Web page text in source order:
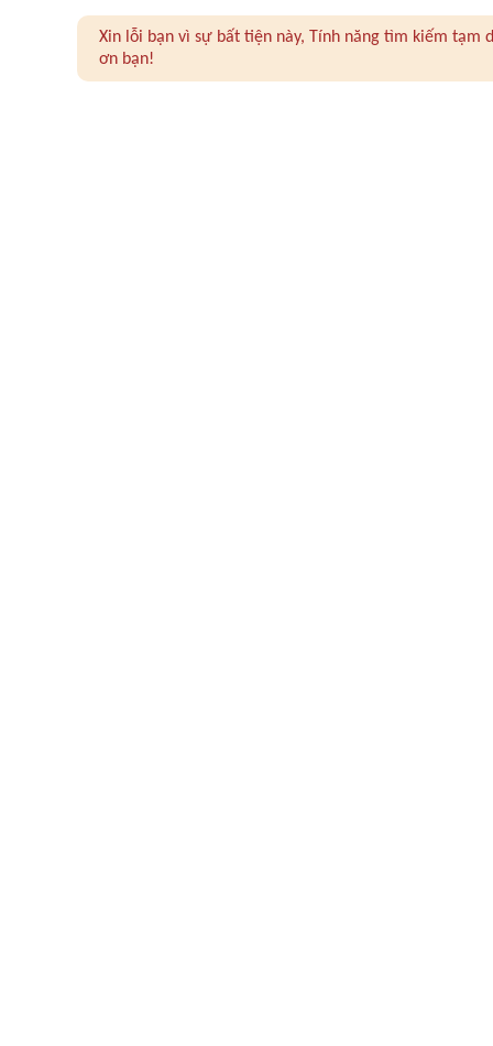
Xin lỗi bạn vì sự bất tiện này, Tính năng tìm kiếm
ơn bạn!